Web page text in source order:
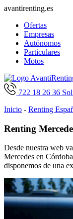
avantirenting.es
Ofertas
Empresas
Autónomos
Particulares
Motos
722 18 26 36
Inicio - Renting
Renting
Desde nuestra web
Mercedes en
disponemos de una